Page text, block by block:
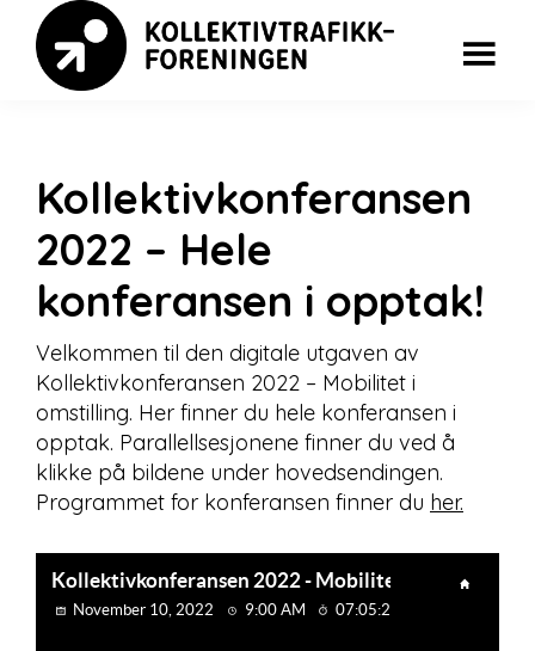
main
footer
Kollektivkonferansen
2022 – Hele
konferansen i opptak!
Velkommen til den digitale utgaven av
Kollektivkonferansen 2022 – Mobilitet i
omstilling. Her finner du hele konferansen i
opptak. Parallellsesjonene finner du ved å
klikke på bildene under hovedsendingen.
Programmet for konferansen finner du her.